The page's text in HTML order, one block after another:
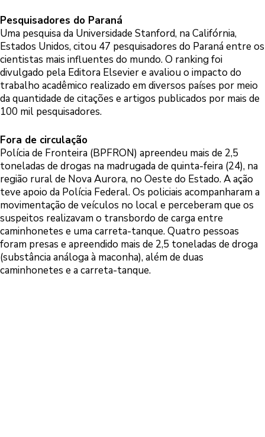
Pesquisadores do Paraná
Uma pesquisa da Universidade Stanford, na Califórnia,
Estados Unidos, citou 47 pesquisadores do Paraná entre os
cientistas mais influentes do mundo. O ranking foi
divulgado pela Editora Elsevier e avaliou o impacto do
trabalho acadêmico realizado em diversos países por meio
da quantidade de citações e artigos publicados por mais de
100 mil pesquisadores.
Fora de circulação
Polícia de Fronteira (BPFRON) apreendeu mais de 2,5
toneladas de drogas na madrugada de quinta-feira (24), na
região rural de Nova Aurora, no Oeste do Estado. A ação
teve apoio da Polícia Federal. Os policiais acompanharam a
movimentação de veículos no local e perceberam que os
suspeitos realizavam o transbordo de carga entre
caminhonetes e uma carreta-tanque. Quatro pessoas
foram presas e apreendido mais de 2,5 toneladas de droga
(substância análoga à maconha), além de duas
caminhonetes e a carreta-tanque.